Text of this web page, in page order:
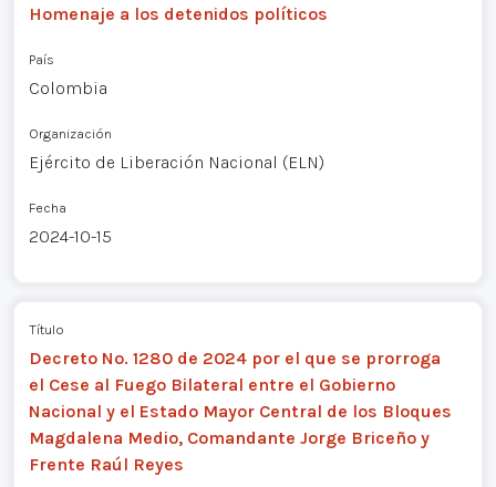
Homenaje a los detenidos políticos
País
Colombia
Organización
Ejército de Liberación Nacional (ELN)
Fecha
2024-10-15
Título
Decreto No. 1280 de 2024 por el que se prorroga
el Cese al Fuego Bilateral entre el Gobierno
Nacional y el Estado Mayor Central de los Bloques
Magdalena Medio, Comandante Jorge Briceño y
Frente Raúl Reyes